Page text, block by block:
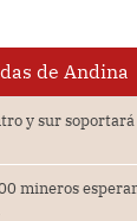
de Andina
y sur
mineros